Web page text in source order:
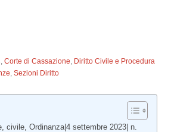
,Corte di Cassazione, Diritto Civile e Procedura
,Sezioni Diritto
civile, Ordinanza|4 settembre 2023| n.